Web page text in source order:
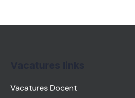
Vacatures Docent